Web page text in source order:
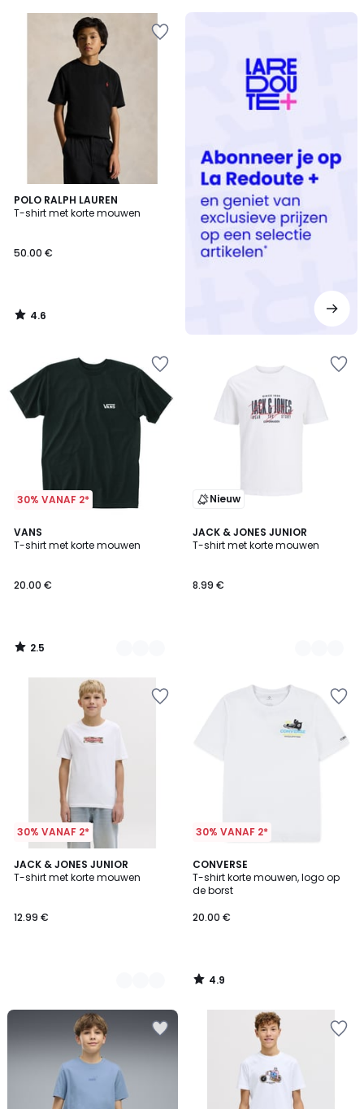
POLO RALPH LAUREN
T-shirt met korte mouwen
50.00 €
4.6
/ 5
4.6
/
30% VANAF 2*
VANS
T-shirt met korte mouwen
20.00 €
2.5
/ 5
4
Kleuren
2.5
/
Nieuw
JACK & JONES JUNIOR
T-shirt met korte mouwen
8.99 €
2
Kleuren
30% VANAF 2*
JACK & JONES JUNIOR
T-shirt met korte mouwen
12.99 €
3
Kleuren
30% VANAF 2*
CONVERSE
T-shirt korte mouwen, logo op
de borst
20.00 €
4.9
/ 5
4.9
/